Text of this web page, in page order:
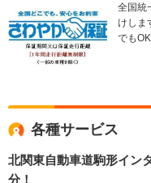
全国統
けしま
でもOK
各種サービス
北関東自動車道駒形イン
分！